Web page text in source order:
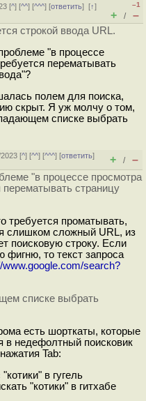
[^] [^^] [^^^] [ответить][↑]
–1
+ / –
строкой ввода URL.
"в процессе
перематывать
полем для поиска,
скрыт. Я уж молчу о том,
списке выбрать
[^] [^^] [^^^] [ответить]
+ / –
"в процессе просмотра
перематывать страницу
требуется проматывать,
слишком сложный URL, из
поисковую строку. Если
фигню, то текст запроса
www.google.com/search?
списке выбрать
есть шорткаты, которые
в недефолтный поисковик
Tab:
в гугель
"котики" в гитхабе